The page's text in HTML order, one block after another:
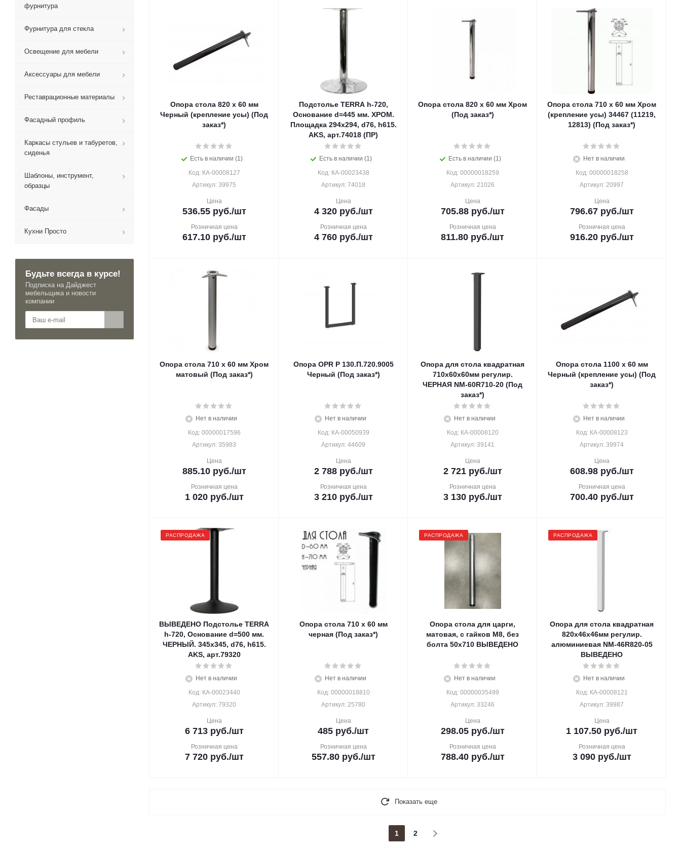
Опора стола 820 х 60 мм
Черный (крепление усы) (Под
заказ*)
Есть в наличии (1)
Код: КА-00008127
Артикул: 39975
Цена
536.55руб./шт
Розничная цена
617.10руб./шт
Подстолье TERRA h-720,
Основание d=445 мм. ХРОМ.
Площадка 294х294, d76, h615.
AKS, арт.74018 (ПР)
Есть в наличии (1)
Код: КА-00023438
Артикул: 74018
Цена
4 320руб./шт
Розничная цена
4 760руб./шт
Опора стола 820 х 60 мм Хром
(Под заказ*)
Есть в наличии (1)
Код: 00000018259
Артикул: 21026
Цена
705.88руб./шт
Розничная цена
811.80 руб./шт
Опора стола 710 х 60 мм Хром
(крепление усы) 34467 (11219,
12813) (Под заказ*)
Нет в наличии
Код: 00000018258
Артикул: 20997
Цена
796.67руб./шт
Розничная цена
916.20руб./шт
Опора стола 710 х 60 мм Хром
матовый (Под заказ*)
Нет в наличии
Код: 00000017596
Артикул: 35983
Цена
885.10руб./шт
Розничная цена
1 020руб./шт
Опора OPR P 130.П.720.9005
Черный (Под заказ*)
Нет в наличии
Код: КА-00050939
Артикул: 44609
Цена
2 788руб./шт
Розничная цена
3 210руб./шт
Опора для стола квадратная
710х60х60мм регулир.
ЧЕРНАЯ NM-60R710-20 (Под
заказ*)
Нет в наличии
Код: КА-00008120
Артикул: 39141
Цена
2 721руб./шт
Розничная цена
3 130руб./шт
Опора стола 1100 х 60 мм
Черный (крепление усы) (Под
заказ*)
Нет в наличии
Код: КА-00008123
Артикул: 39974
Цена
608.98руб./шт
Розничная цена
700.40руб./шт
РАСПРОДАЖА
ВЫВЕДЕНО Подстолье TERRA
h-720, Основание d=500 мм.
ЧЕРНЫЙ. 345х345, d76, h615.
AKS, арт.79320
Нет в наличии
Код: КА-00023440
Артикул: 79320
Цена
6 713руб./шт
Розничная цена
7 720руб./шт
Опора стола 710 х 60 мм
черная (Под заказ*)
Нет в наличии
Код: 00000018810
Артикул: 25780
Цена
485 руб./шт
Розничная цена
557.80руб./шт
РАСПРОДАЖА
Опора стола для царги,
матовая, с гайков М8, без
болта 50х710 ВЫВЕДЕНО
Нет в наличии
Код: 00000035499
Артикул: 33246
Цена
298.05руб./шт
Розничная цена
788.40руб./шт
РАСПРОДАЖА
Опора для стола квадратная
820х46х46мм регулир.
алюминиевая NM-46R820-05
ВЫВЕДЕНО
Нет в наличии
Код: КА-00008121
Артикул: 39987
Цена
1 107.50 руб./шт
Розничная цена
3 090руб./шт
Показать еще
1 2
фурнитура
Фурнитура для стекла
Освещение для мебели
Аксессуары для мебели
Реставрационные материалы
Фасадный профиль
Каркасы стульев и табуретов,
сиденья
Шаблоны, инструмент,
образцы
Фасады
Кухни Просто
Будьте всегда в курсе!
Подписка на Дайджест
мебельщика и новости
компании